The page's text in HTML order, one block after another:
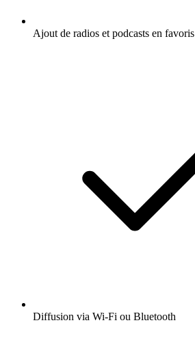
Ajout de radios et podcasts en favoris
Diffusion via Wi-Fi ou Bluetooth